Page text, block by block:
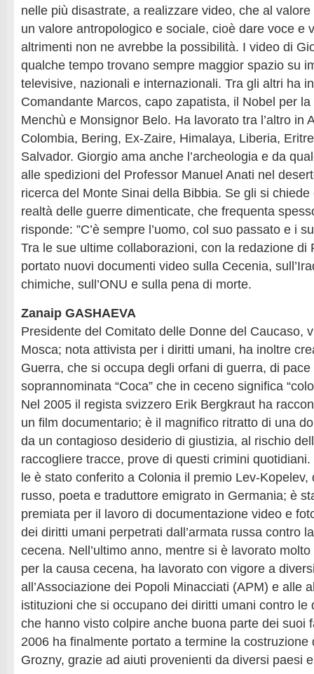
nelle più disastrate, a realizzare video, che al
un valore antropologico e sociale, cioè dare voce e
altrimenti non ne avrebbe la possibilità. I video di
qualche tempo trovano sempre maggior spazio su
televisive, nazionali e internazionali. Tra gli altri ha
Comandante Marcos, capo zapatista, il Nobel per
Menchù e Monsignor Belo. Ha lavorato tra l’altro in
Colombia, Bering, Ex-Zaire, Himalaya, Liberia,
Salvador. Giorgio ama anche l’archeologia e da
alle spedizioni del Professor Manuel Anati nel
ricerca del Monte Sinai della Bibbia. Se gli si
realtà delle guerre dimenticate, che frequenta
risponde: ”C’è sempre l’uomo, col suo passato e i
Tra le sue ultime collaborazioni, con la redazione di
portato nuovi documenti video sulla Cecenia,
chimiche, sull’ONU e sulla pena di morte.
Zanaip GASHAEVA
Presidente del Comitato delle Donne del Caucaso,
Mosca; nota attivista per i diritti umani, ha inoltre
Guerra, che si occupa degli orfani di guerra, di pace
soprannominata “Coca” che in ceceno significa
Nel 2005 il regista svizzero Erik Bergkraut ha
un film documentario; è il magnifico ritratto di una
da un contagioso desiderio di giustizia, al rischio
raccogliere tracce, prove di questi crimini
le è stato conferito a Colonia il premio Lev-
russo, poeta e traduttore emigrato in Germania; è
premiata per il lavoro di documentazione video e
dei diritti umani perpetrati dall’armata russa contro
cecena. Nell’ultimo anno, mentre si è lavorato
per la causa cecena, ha lavorato con vigore a
all’Associazione dei Popoli Minacciati (APM) e alle
istituzioni che si occupano dei diritti umani contro le
che hanno visto colpire anche buona parte dei suoi
2006 ha finalmente portato a termine la costruzione
Grozny, grazie ad aiuti provenienti da diversi paesi